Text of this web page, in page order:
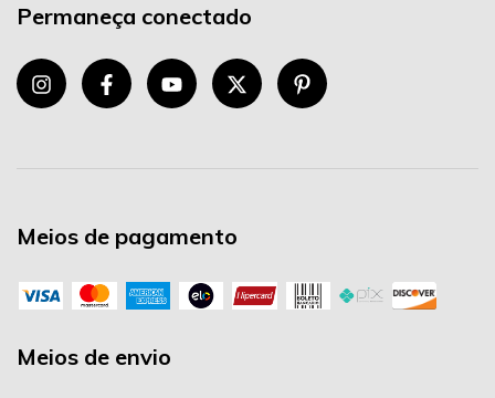
Permaneça conectado
Meios de pagamento
Meios de envio